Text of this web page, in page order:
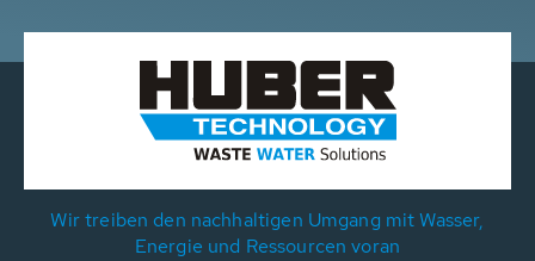
Wir treiben den nachhaltigen Umgang mit Wasser,
Energie und Ressourcen voran